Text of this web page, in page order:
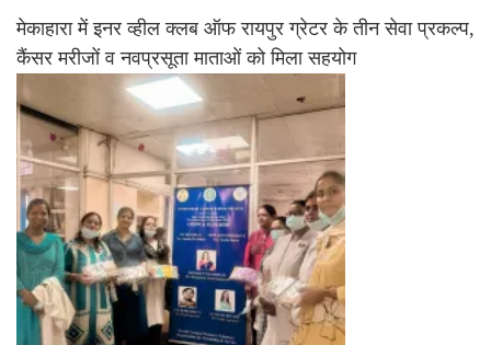
मेकाहारा में इनर व्हील क्लब ऑफ रायपुर ग्रेटर के तीन सेवा प्रकल्प,
कैंसर मरीजों व नवप्रसूता माताओं को मिला सहयोग